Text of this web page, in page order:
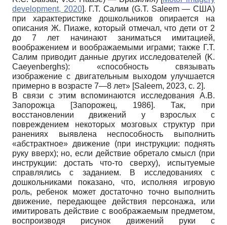
development, 2020]. Г.Т. Салим (G.T. Saleem — США)
при характеристике дошкольников опирается на
описания Ж. Пиаже, который отмечал, что дети от 2
до 7 лет начинают заниматься имитацией,
воображением и воображаемыми играми; также Г.Т.
Салим приводит данные других исследователей (K.
Caeyenberghs): «способность связывать
изображение с двигательным выходом улучшается
примерно в возрасте 7—8 лет» [Saleem, 2023, с. 2].
В связи с этим вспоминаются исследования А.В.
Запорожца
[Запорожец, 1986]. Так, при
восстановлении движений у взрослых с
повреждением некоторых мозговых структур при
ранениях выявлена неспособность выполнить
«абстрактное» движение (при инструкции: поднять
руку вверх); но, если действие обретало смысл (при
инструкции: достать что-то сверху), испытуемые
справлялись с заданием. В исследованиях с
дошкольниками показано, что, исполняя игровую
роль, ребенок может достаточно точно выполнить
движение, передающее действия персонажа, или
имитировать действие с воображаемым предметом,
воспроизводя рисунок движений руки с